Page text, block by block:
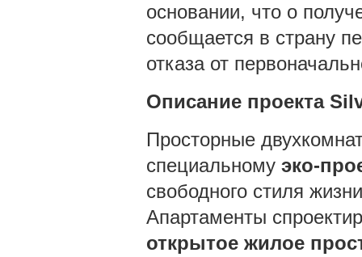
основании, что о
сообщается в страну
отказа от
Описание проекта
Просторные
специальному эко-
свободного стиля
Апартаменты
открытое жилое